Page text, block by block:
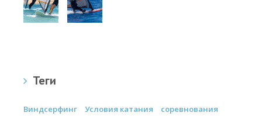
Теги
Виндсерфинг Условия катания
соревнования